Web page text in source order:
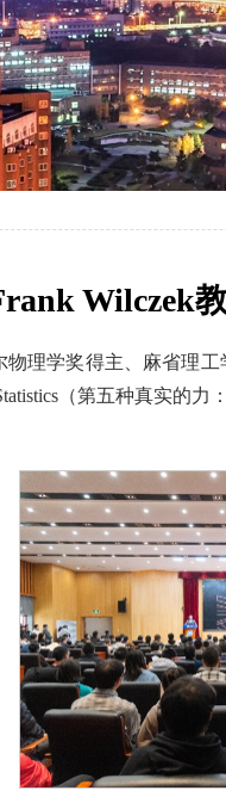
Wilczek
理学奖得主、麻省理
（第五种真实